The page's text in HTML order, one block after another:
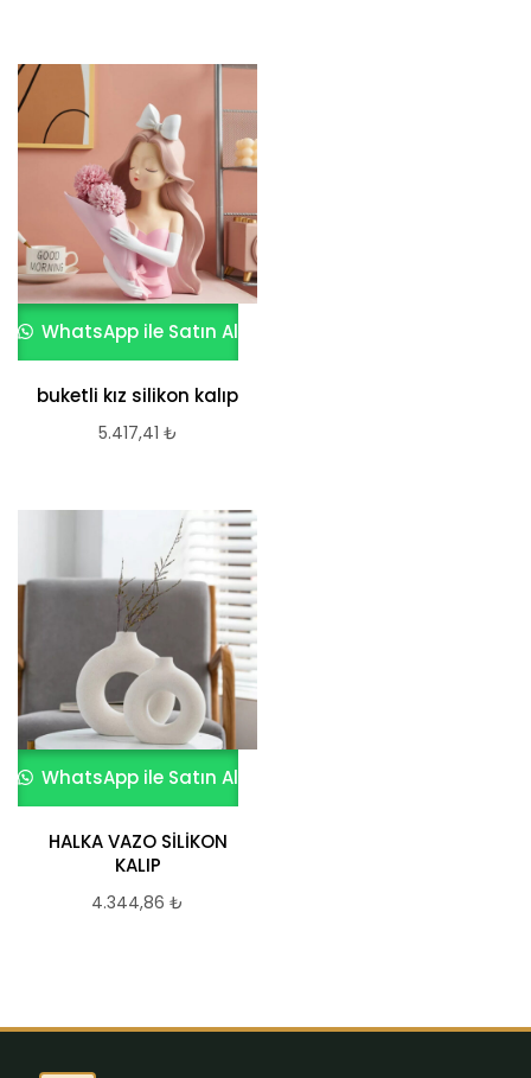
WhatsApp ile Satın Al
buketli kız silikon kalıp
5.417,41 ₺
WhatsApp ile Satın Al
HALKA VAZO SİLİKON
KALIP
4.344,86 ₺